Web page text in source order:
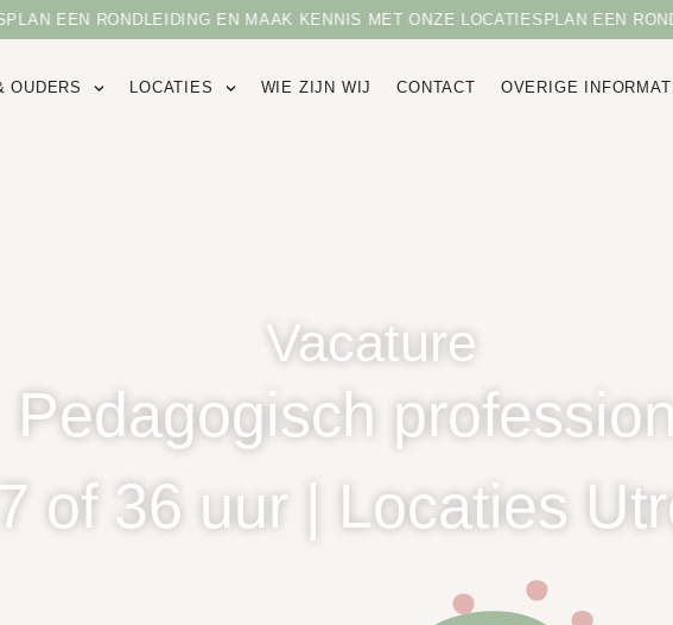
EEN RONDLEIDING EN MAAK KENNIS MET ONZE LOCATIESPLAN EEN
OUDERS LOCATIES WIE ZIJN WIJ CONTACT OVERIGE
Vacature
Pedagogisch
of 36 uur | Locaties